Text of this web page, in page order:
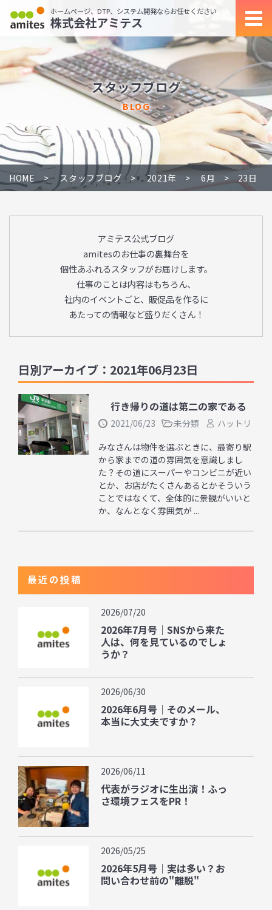
ホームページ、DTP、システム開発ならお任せください
株式会社アミテス
スタッフブログ
BLOG
HOME スタッフブログ 2021年 6月 23日
アミテス公式ブログ
amitesのお仕事の裏舞台を
個性あふれるスタッフがお届けします。
仕事のことは内容はもちろん、
社内のイベントごと、販促品を作るに
あたっての情報など盛りだくさん！
日別アーカイブ：2021年06月23日
行き帰りの道は第二の家である
2021/06/23 未分類
ハットリ
みなさんは物件を選ぶときに、最寄り駅
から家までの道の雰囲気を意識しまし
た？その道にスーパーやコンビニが近い
とか、お店がたくさんあるとかそういう
ことではなくて、全体的に景観がいいと
か、なんとなく雰囲気が ...
最近の投稿
2026/07/20
2026年7月号｜SNSから来た
人は、何を見ているのでしょ
うか？
2026/06/30
2026年6月号｜そのメール、
本当に大丈夫ですか？
2026/06/11
代表がラジオに生出演！ふっ
さ環境フェスをPR！
2026/05/25
2026年5月号｜実は多い？お
問い合わせ前の"離脱"